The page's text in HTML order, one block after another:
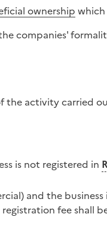
ownership
companies'
the activity carried
is not registered in
and the
fee shall